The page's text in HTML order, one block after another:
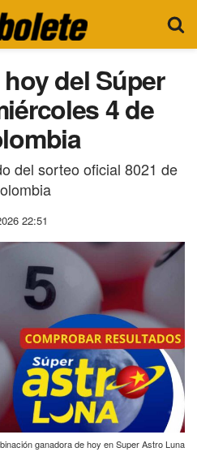
del Súper
4 de
del sorteo oficial 8021 de
22:51
ganadora de hoy en Super Astro Luna